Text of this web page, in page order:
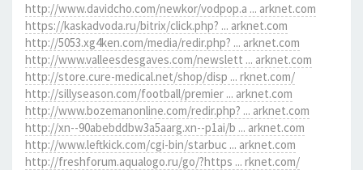
http://www.davidcho.com/newkor/vodpop.a ... arknet.com
https://kaskadvoda.ru/bitrix/click.php? ... arknet.com
http://5053.xg4ken.com/media/redir.php? ... arknet.com
http://www.valleesdesgaves.com/newslett ... arknet.com
http://store.cure-medical.net/shop/disp ... rknet.com/
http://sillyseason.com/football/premier ... arknet.com
http://www.bozemanonline.com/redir.php? ... arknet.com
http://xn--90abebddbw3a5aarg.xn--p1ai/b ... arknet.com
http://www.leftkick.com/cgi-bin/starbuc ... arknet.com
http://freshforum.aqualogo.ru/go/?https ... rknet.com/